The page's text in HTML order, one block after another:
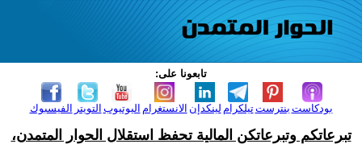
تابعونا على:
الفيسبوك التويتر اليوتيوب الانستغرام لينكدإن تيلكرامبنترست بودكاست
تبرعاتكم وتبرعاتكن المالية تحفظ استقلال الحوار المتمدن،